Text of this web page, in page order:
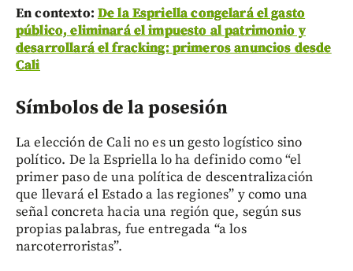
En contexto: De la Espriella congelará el gasto
público, eliminará el impuesto al patrimonio y
desarrollará el fracking: primeros anuncios desde
Cali
Símbolos de la posesión
La elección de Cali no es un gesto logístico sino
político. De la Espriella lo ha definido como “el
primer paso de una política de descentralización
que llevará el Estado a las regiones” y como una
señal concreta hacia una región que, según sus
propias palabras, fue entregada “a los
narcoterroristas”.